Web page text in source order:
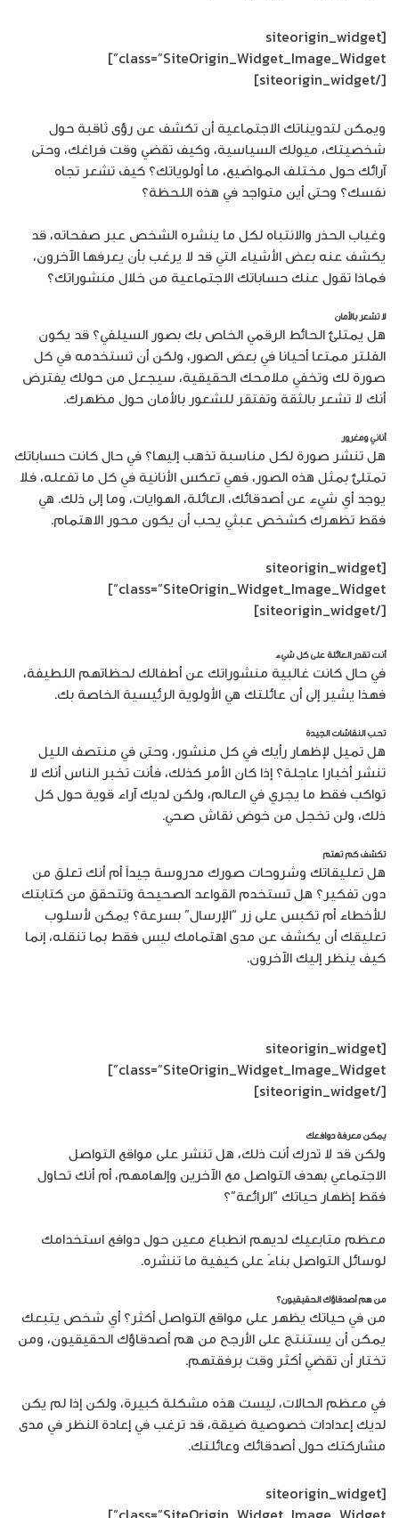
[siteorigin_widget
class=”SiteOrigin_Widget_Image_Widget”]
[/siteorigin_widget]
ويمكن لتدويناتك الاجتماعية أن تكشف عن رؤى ثاقبة حول
شخصيتك، ميولك السياسية، وكيف تقضي وقت فراغك، وحتى
آرائك حول مختلف المواضيع، ما أولوياتك؟ كيف تشعر تجاه
نفسك؟ وحتى أين متواجد في هذه اللحظة؟
وغياب الحذر والانتباه لكل ما ينشره الشخص عبر صفحاته، قد
يكشف عنه بعض الأشياء التي قد لا يرغب بأن يعرفها الآخرون،
فماذا تقول عنك حساباتك الاجتماعية من خلال منشوراتك؟
لا تشعر بالأمان
هل يمتلئ الحائط الرقمي الخاص بك بصور السيلفي؟ قد يكون
الفلتر ممتعا أحيانا في بعض الصور، ولكن أن تستخدمه في كل
صورة لك وتخفي ملامحك الحقيقية، سيجعل من حولك يفترض
أنك لا تشعر بالثقة وتفتقر للشعور بالأمان حول مظهرك.
أناني ومغرور
هل تنشر صورة لكل مناسبة تذهب إليها؟ في حال كانت حساباتك
تمتلئ بمثل هذه الصور، فهي تعكس الأنانية في كل ما تفعله، فلا
يوجد أي شيء عن أصدقائك، العائلة، الهوايات، وما إلى ذلك. هي
فقط تظهرك كشخص عبثي يحب أن يكون محور الاهتمام.
[siteorigin_widget
class=”SiteOrigin_Widget_Image_Widget”]
[/siteorigin_widget]
أنت تقدر العائلة على كل شيء
في حال كانت غالبية منشوراتك عن أطفالك لحظاتهم اللطيفة،
فهذا يشير إلى أن عائلتك هي الأولوية الرئيسية الخاصة بك.
تحب النقاشات الجيدة
هل تميل لإظهار رأيك في كل منشور، وحتى في منتصف الليل
تنشر أخبارا عاجلة؟ إذا كان الأمر كذلك، فأنت تخبر الناس أنك لا
تواكب فقط ما يجري في العالم، ولكن لديك آراء قوية حول كل
ذلك، ولن تخجل من خوض نقاش صحي.
تكشف كم تهتم
هل تعليقاتك وشروحات صورك مدروسة جيداً أم أنك تعلق من
دون تفكير؟ هل تستخدم القواعد الصحيحة وتتحقق من كتابتك
للأخطاء أم تكبس على زر “الإرسال” بسرعة؟ يمكن لأسلوب
تعليقك أن يكشف عن مدى اهتمامك ليس فقط بما تنقله، إنما
كيف ينظر إليك الآخرون.
[siteorigin_widget
class=”SiteOrigin_Widget_Image_Widget”]
[/siteorigin_widget]
يمكن معرفة دوافعك
ولكن قد لا تدرك أنت ذلك، هل تنشر على مواقع التواصل
الاجتماعي بهدف التواصل مع الآخرين وإلهامهم، أم أنك تحاول
فقط إظهار حياتك “الرائعة”؟
معظم متابعيك لديهم انطباع معين حول دوافع استخدامك
لوسائل التواصل بناءً على كيفية ما تنشره.
من هم أصدقاؤك الحقيقيون؟
من في حياتك يظهر على مواقع التواصل أكثر؟ أي شخص يتبعك
يمكن أن يستنتج على الأرجح من هم أصدقاؤك الحقيقيون، ومن
تختار أن تقضي أكثر وقت برفقتهم.
في معظم الحالات، ليست هذه مشكلة كبيرة، ولكن إذا لم يكن
لديك إعدادات خصوصية ضيقة، قد ترغب في إعادة النظر في مدى
مشاركتك حول أصدقائك وعائلتك.
[siteorigin_widget